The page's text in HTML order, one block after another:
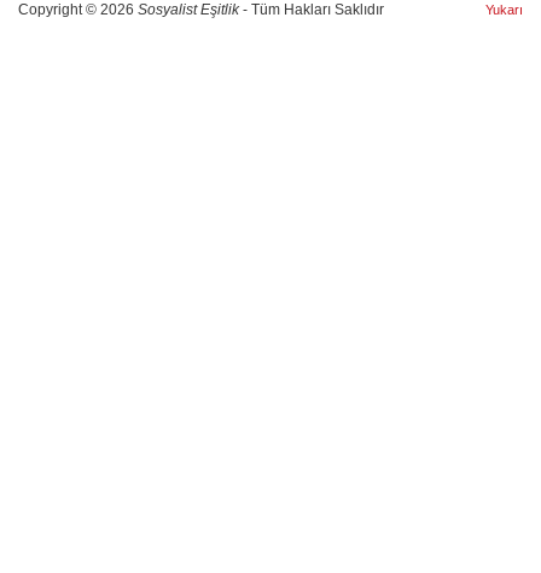
Copyright © 2026 Sosyalist Eşitlik- Tüm Hakları Saklıdır Yukarı